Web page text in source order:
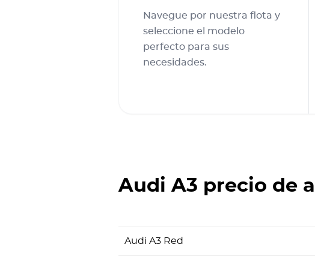
Navegue por nuestra flota y
seleccione el modelo
perfecto para sus
necesidades.
Audi A3 precio de
Audi A3 Red